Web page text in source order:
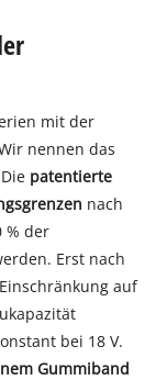
mit der
nennen das
patentierte
nach
% der
Erst nach
auf
bei 18 V.
Gummiband